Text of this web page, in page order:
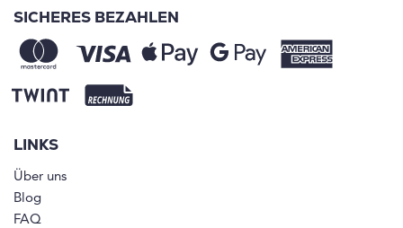
SICHERES BEZAHLEN
LINKS
Über uns
Blog
FAQ